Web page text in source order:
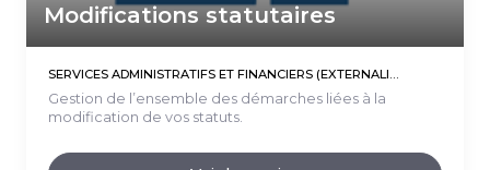
Modifications statutaires
Gestion de l’ensemble des démarches liées à la
modification de vos statuts.